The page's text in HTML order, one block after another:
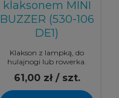
klaksonem MINI
BUZZER (530-106
DE1)
Klakson z lampką, do
hulajnogi lub rowerka.
61,00 zł / szt.